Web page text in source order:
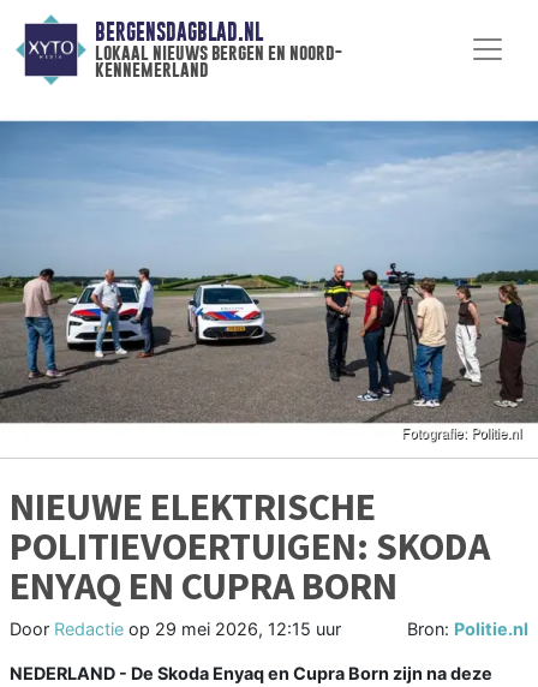
BERGENSDAGBLAD.NL
lokaal nieuws bergen en noord-
kennemerland
NIEUWE ELEKTRISCHE
POLITIEVOERTUIGEN: SKODA
ENYAQ EN CUPRA BORN
Door Redactie op 29 mei 2026, 12:15 uur Bron: Politie.nl
NEDERLAND - De Skoda Enyaq en Cupra Born zijn na deze